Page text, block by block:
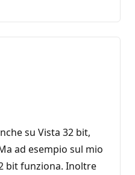
su Vista 32 bit,
ad esempio sul mio
bit funziona. Inoltre